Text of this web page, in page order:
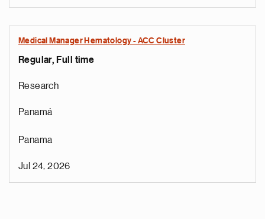
Medical Manager Hematology - ACC Cluster
Regular, Full time
Research
Panamá
Panama
Jul 24, 2026